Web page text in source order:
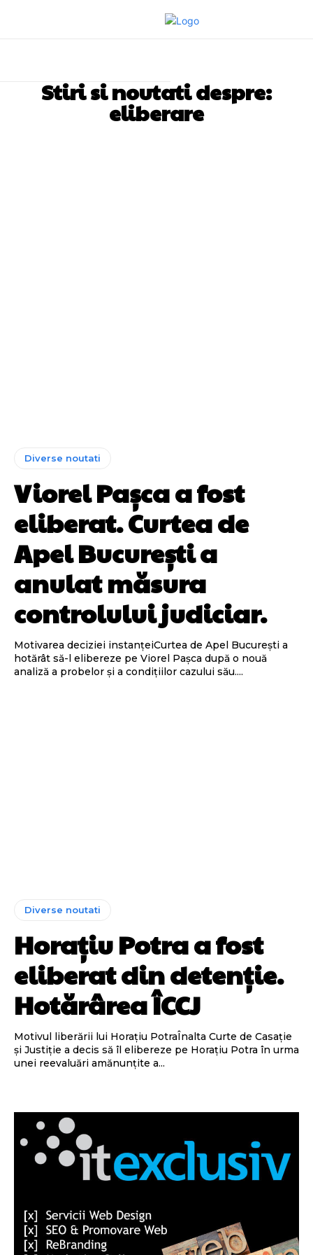
Stiri si noutati despre:
eliberare
Diverse noutati
Viorel Pașca a fost
eliberat. Curtea de
Apel București a
anulat măsura
controlului judiciar.
Motivarea deciziei instanțeiCurtea de Apel București a
hotărât să-l elibereze pe Viorel Pașca după o nouă
analiză a probelor și a condițiilor cazului său....
Diverse noutati
Horațiu Potra a fost
eliberat din detenție.
Hotărârea ÎCCJ
Motivul liberării lui Horațiu PotraÎnalta Curte de Casație
și Justiție a decis să îl elibereze pe Horațiu Potra în urma
unei reevaluări amănunțite a...